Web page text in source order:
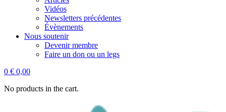
Vidéos
Newsletters précédentes
Évènements
Nous soutenir
Devenir membre
Faire un don ou un legs
0 € 0,00
No products in the cart.